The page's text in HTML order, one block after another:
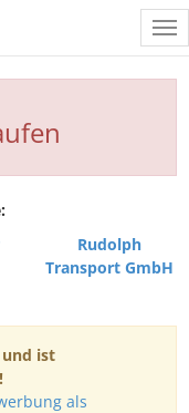
Rudolph
Transport GmbH
und ist
als